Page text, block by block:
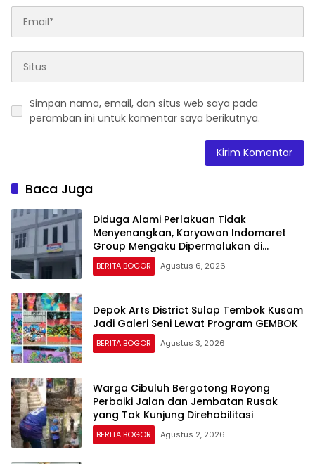
Simpan nama, email, dan situs web saya pada
peramban ini untuk komentar saya berikutnya.
Baca Juga
Diduga Alami Perlakuan Tidak
Menyenangkan, Karyawan Indomaret
Group Mengaku Dipermalukan di
Hadapan Rekan Kerja
BERITA BOGOR Agustus 6, 2026
Depok Arts District Sulap Tembok Kusam
Jadi Galeri Seni Lewat Program GEMBOK
BERITA BOGOR Agustus 3, 2026
Warga Cibuluh Bergotong Royong
Perbaiki Jalan dan Jembatan Rusak
yang Tak Kunjung Direhabilitasi
BERITA BOGOR Agustus 2, 2026